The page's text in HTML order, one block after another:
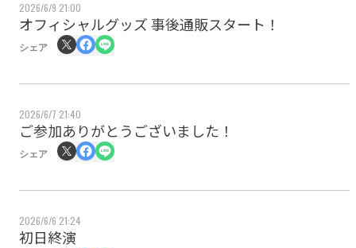
2026/6/9 21:00
オフィシャルグッズ 事後通販スタート！
シェア
2026/6/7 21:40
ご参加ありがとうございました！
シェア
2026/6/6 21:24
初日終演